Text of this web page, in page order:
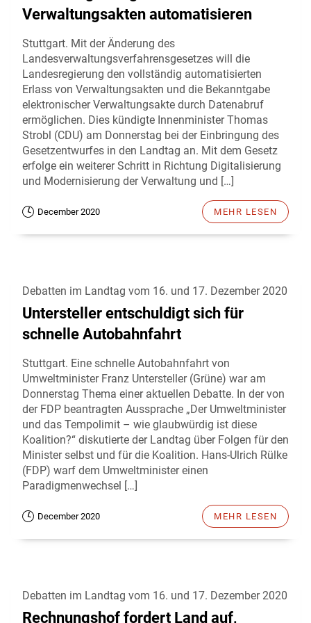
Verwaltungsakten automatisieren
Stuttgart. Mit der Änderung des
Landesverwaltungsverfahrensgesetzes will die
Landesregierung den vollständig automatisierten
Erlass von Verwaltungsakten und die Bekanntgabe
elektronischer Verwaltungsakte durch Datenabruf
ermöglichen. Dies kündigte Innenminister Thomas
Strobl (CDU) am Donnerstag bei der Einbringung des
Gesetzentwurfes in den Landtag an. Mit dem Gesetz
erfolge ein weiterer Schritt in Richtung Digitalisierung
und Modernisierung der Verwaltung und […]
December 2020 MEHR LESEN
Debatten im Landtag vom 16. und 17. Dezember 2020
Untersteller entschuldigt sich für
schnelle Autobahnfahrt
Stuttgart. Eine schnelle Autobahnfahrt von
Umweltminister Franz Untersteller (Grüne) war am
Donnerstag Thema einer aktuellen Debatte. In der von
der FDP beantragten Aussprache „Der Umweltminister
und das Tempolimit – wie glaubwürdig ist diese
Koalition?“ diskutierte der Landtag über Folgen für den
Minister selbst und für die Koalition. Hans-Ulrich Rülke
(FDP) warf dem Umweltminister einen
Paradigmenwechsel […]
December 2020 MEHR LESEN
Debatten im Landtag vom 16. und 17. Dezember 2020
Rechnungshof fordert Land auf,